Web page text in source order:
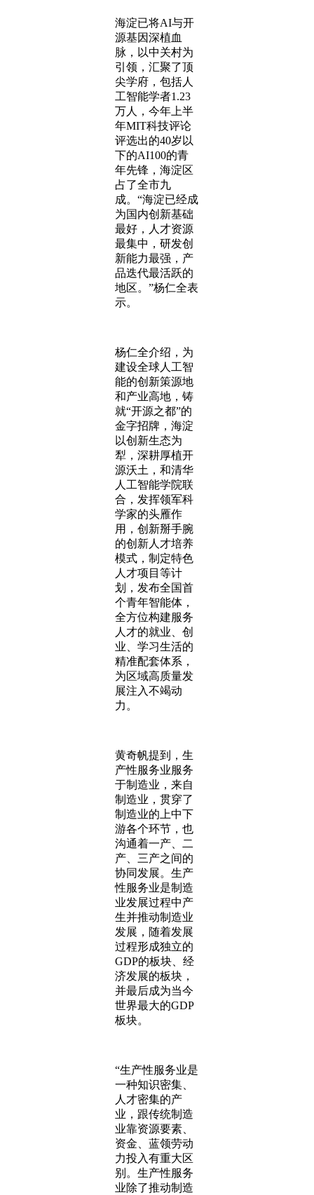
海淀已将AI与开
源基因深植血
脉，以中关村为
引领，汇聚了顶
尖学府，包括人
工智能学者1.23
万人，今年上半
年MIT科技评论
评选出的40岁以
下的AI100的青
年先锋，海淀区
占了全市九
成。“海淀已经成
为国内创新基础
最好，人才资源
最集中，研发创
新能力最强，产
品迭代最活跃的
地区。”杨仁全表
示。
杨仁全介绍，为
建设全球人工智
能的创新策源地
和产业高地，铸
就“开源之都”的
金字招牌，海淀
以创新生态为
犁，深耕厚植开
源沃土，和清华
人工智能学院联
合，发挥领军科
学家的头雁作
用，创新掰手腕
的创新人才培养
模式，制定特色
人才项目等计
划，发布全国首
个青年智能体，
全方位构建服务
人才的就业、创
业、学习生活的
精准配套体系，
为区域高质量发
展注入不竭动
力。
黄奇帆提到，生
产性服务业服务
于制造业，来自
制造业，贯穿了
制造业的上中下
游各个环节，也
沟通着一产、二
产、三产之间的
协同发展。生产
性服务业是制造
业发展过程中产
生并推动制造业
发展，随着发展
过程形成独立的
GDP的板块、经
济发展的板块，
并最后成为当今
世界最大的GDP
板块。
“生产性服务业是
一种知识密集、
人才密集的产
业，跟传统制造
业靠资源要素、
资金、蓝领劳动
力投入有重大区
别。生产性服务
业除了推动制造